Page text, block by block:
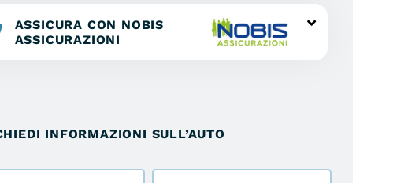
ASSICURA CON NOBIS
ASSICURAZIONI
INFORMAZIONI SULL’AUTO